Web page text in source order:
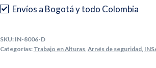
Envíos a Bogotá y todo Colombia
SKU: IN-8006-D
Categorías: Trabajo en Alturas, Arnés de seguridad,